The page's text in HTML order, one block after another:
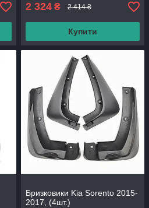
2 324 ₴ 2 414 ₴
Купити
Бризковики Kia Sorento 2015-
2017, (4шт.)